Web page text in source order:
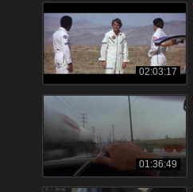
02:03:17
01:36:49